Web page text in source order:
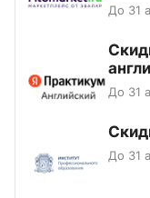
До 31
До 31
До 31